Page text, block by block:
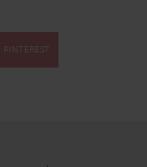
PINTEREST